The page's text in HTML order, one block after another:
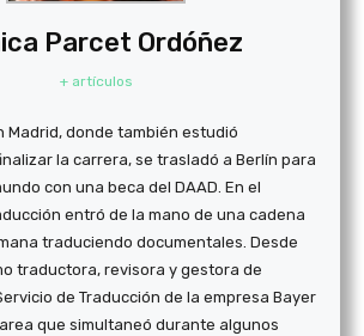
Parcet Ordóñez
+ artículos
Madrid, donde también estudió
la carrera, se trasladó a Berlín para
con una beca del DAAD. En el
entró de la mano de una cadena
traduciendo documentales. Desde
traductora, revisora y gestora de
de Traducción de la empresa Bayer
que simultaneó durante algunos